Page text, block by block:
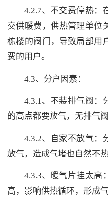
4.2.7、不交费停热：
交供暖费，供热管理单位
栋楼的阀门，导致局部用
费的用户。
4.3、分户因素：
4.3.1、不装排气阀：
的高点都要放气，无排气
4.3.2、自家不放气：
放气，造成气堵也自然不热
4.3.3、暖气片挂太高
高，影响供热循环，形成